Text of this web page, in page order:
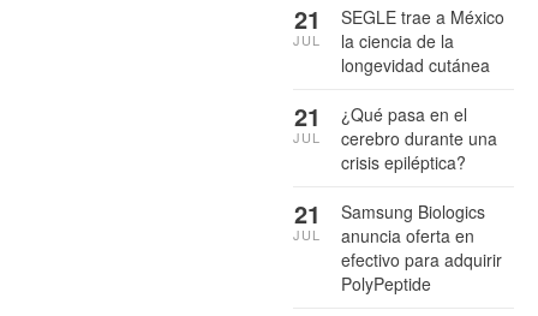
SEGLE trae a México
la ciencia de la
longevidad cutánea
21
JUL
¿Qué pasa en el
cerebro durante una
crisis epiléptica?
21
JUL
Samsung Biologics
anuncia oferta en
efectivo para adquirir
PolyPeptide
21
JUL